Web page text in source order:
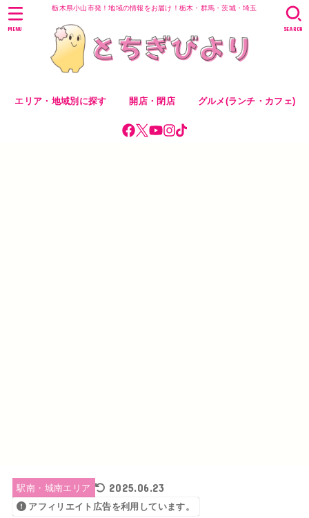
栃木県小山市発！地域の情報をお届け！栃木・群馬・茨城・埼玉
エリア・地域別に探す 開店・閉店 グルメ(ランチ・カフェ)
SEARCH
MENU
駅南・城南エリア 2025.06.23
アフィリエイト広告を利用しています。